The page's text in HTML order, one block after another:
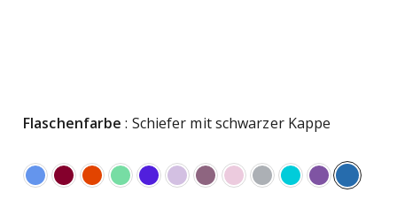
Flaschenfarbe : Schiefer mit schwarzer Kappe